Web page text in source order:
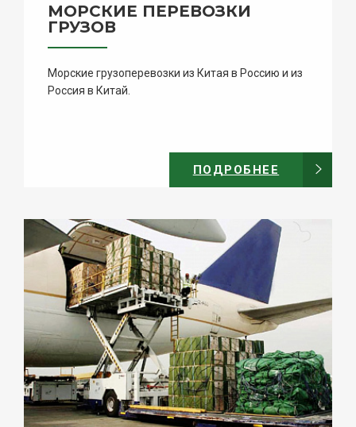
МОРСКИЕ ПЕРЕВОЗКИ
ГРУЗОВ
Морские грузоперевозки из Китая в Россию и из
Россия в Китай.
ПОДРОБНЕЕ